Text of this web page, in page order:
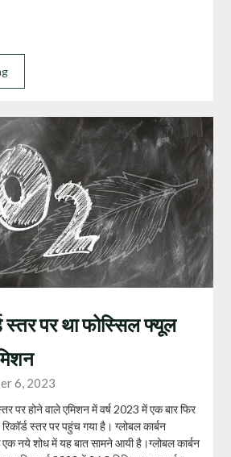
स्‍तर पर था फोस्सिल फ्यूल
6, 2023
पर होने वाले एमिशन में वर्ष 2023 में एक बार फिर
स्‍तर पर पहुंच गया है। ग्‍लोबल कार्बन
एक नये शोध में यह बात सामने आयी है।ग्‍लोबल कार्बन